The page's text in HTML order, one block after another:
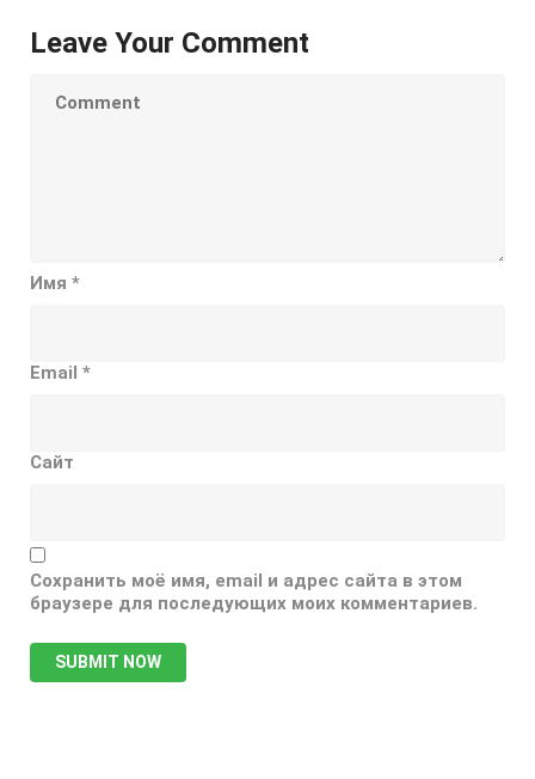
Leave Your Comment
Имя *
Email *
Сайт
Сохранить моё имя, email и адрес сайта в этом
браузере для последующих моих комментариев.